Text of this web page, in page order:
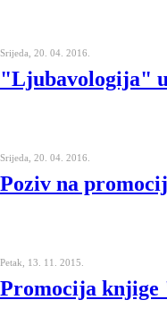
Srijeda, 20. 04. 2016.
"Ljubavologija"
Srijeda, 20. 04. 2016.
Poziv na
Petak, 13. 11. 2015.
Promocija knjige